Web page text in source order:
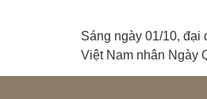
Sáng ngày 01/10,
Việt Nam nhân Ngày